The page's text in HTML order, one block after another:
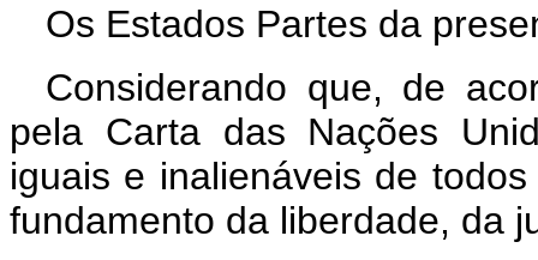
Os Estados Partes da
Considerando que, de
pela Carta das Nações
iguais e inalienáveis de
fundamento da liberdade, da